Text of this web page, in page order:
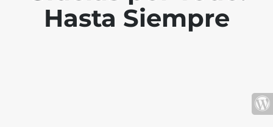
Hasta Siempre